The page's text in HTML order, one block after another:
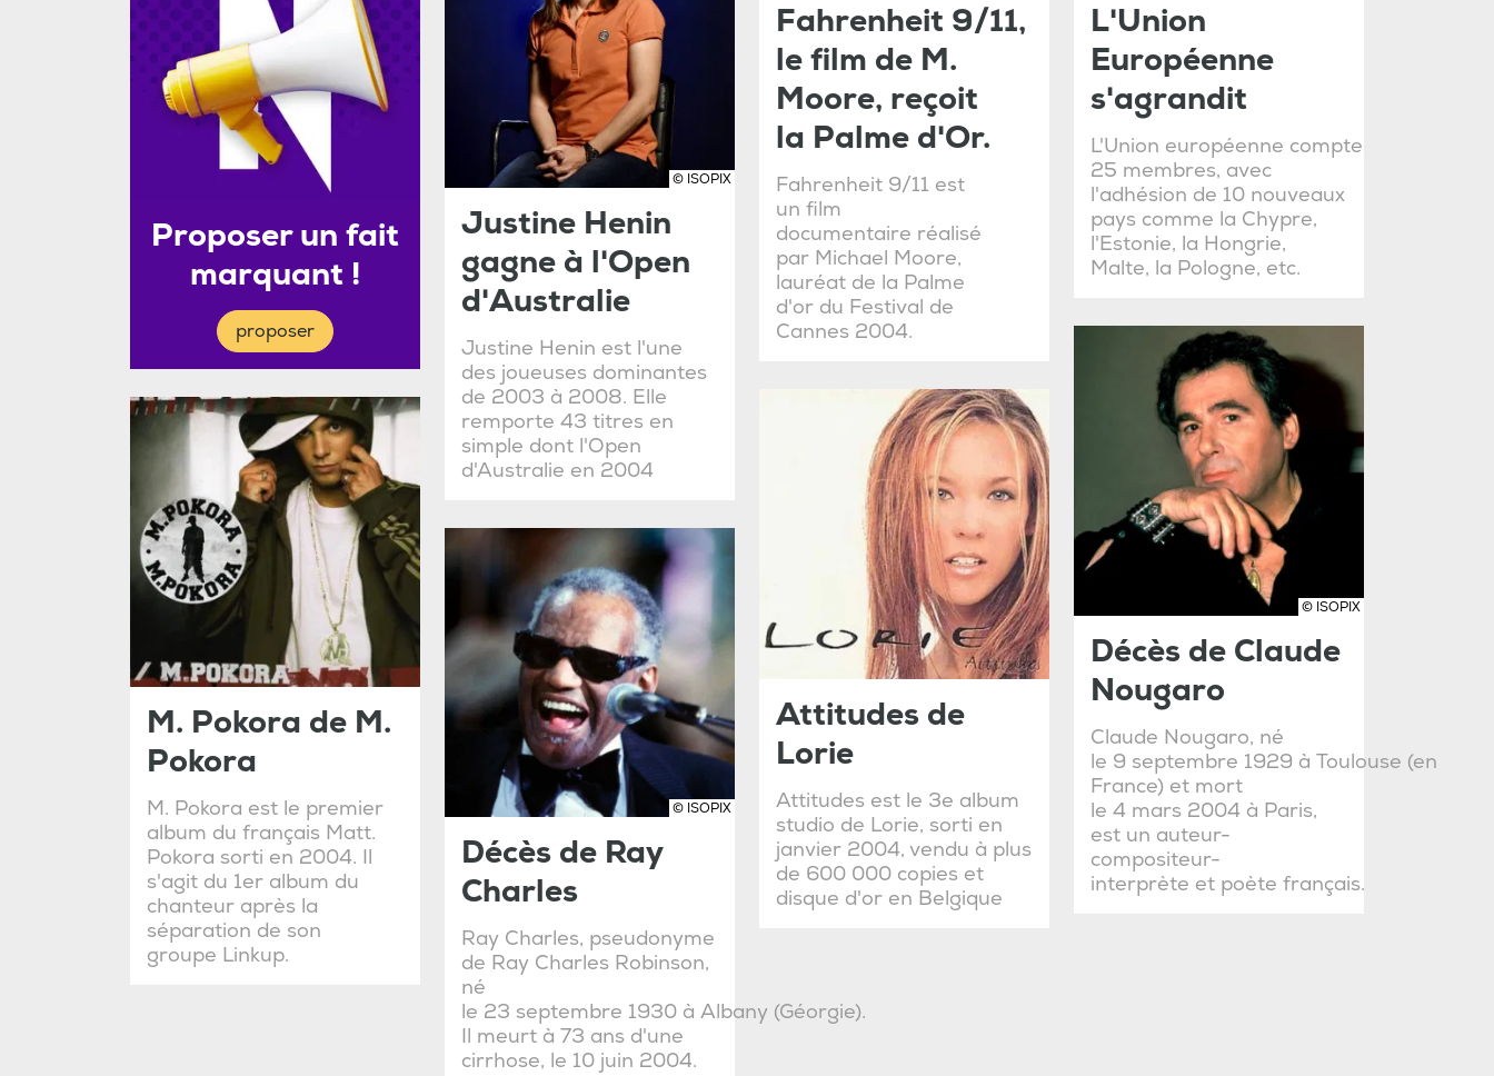
Proposer un fait
marquant !
proposer
© ISOPIX
Justine Henin
gagne à l'Open
d'Australie
Justine Henin est l'une
des joueuses dominantes
de 2003 à 2008. Elle
remporte 43 titres en
simple dont l'Open
d'Australie en 2004
Fahrenheit 9/11,
le film de M.
Moore, reçoit
la Palme d'Or.
Fahrenheit 9/11 est
un film
documentaire réalisé
par Michael Moore,
lauréat de la Palme
d'or du Festival de
Cannes 2004.
L'Union
Européenne
s'agrandit
L'Union européenne compte
25 membres, avec
l'adhésion de 10 nouveaux
pays comme la Chypre,
l'Estonie, la Hongrie,
Malte, la Pologne, etc.
M. Pokora de M.
Pokora
M. Pokora est le premier
album du français Matt.
Pokora sorti en 2004. Il
s'agit du 1er album du
chanteur après la
séparation de son
groupe Linkup.
© ISOPIX
Décès de Ray
Charles
Ray Charles, pseudonyme
de Ray Charles Robinson,
né
le 23 septembre 1930 à Albany (Géorgie).
Il meurt à 73 ans d'une
cirrhose, le 10 juin 2004.
Attitudes de
Lorie
Attitudes est le 3e album
studio de Lorie, sorti en
janvier 2004, vendu à plus
de 600 000 copies et
disque d'or en Belgique
© ISOPIX
Décès de Claude
Nougaro
Claude Nougaro, né
le 9 septembre 1929 à Toulouse (en
France) et mort
le 4 mars 2004 à Paris,
est un auteur-
compositeur-
interprète et poète français.